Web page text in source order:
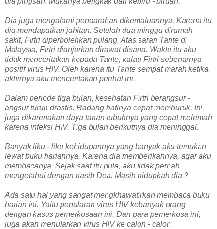
Dia juga mengalami pendarahan dikemaluannya. Karena itu
dia mendapatkan jahitan. Setelah dua minggu dirumah
sakit, Firtri diperbolehkan pulang. Atas saran Tante di
Malaysia, Firtri dianjurkan dirawat disana. Waktu itu aku
tidak menceritakan kepada Tante, kalau Firtri sebenarnya
positif virus HIV. Oleh karena itu Tante sempat marah ketika
akhirnya aku menceritakan perihal ini.
Dalam periode tiga bulan, kesehatan Firtri berangsur -
angsur turun drastis. Radang hatinya cepat memburuk. Ini
juga dikarenakan daya tahan tubuhnya yang cepat melemah
karena infeksi HIV. Tiga bulan berikutnya dia meninggal.
Banyak liku - liku kehidupannya yang banyak aku temukan
lewat buku hariannya. Karena dia memberikannya, agar aku
membacanya. Sejak saat itu pula, aku tidak pernah
mengetahui dengan nasib Dea. Masih hidupkah dia ?
Ada satu hal yang sangat mengkhawatirkan membaca buku
harian ini. Yaitu penularan virus HIV kebanyak orang
dengan kasus pemerkosaan ini. Dan para pemerkosa ini,
juga akan menularkan virus HIV ke calon - calon